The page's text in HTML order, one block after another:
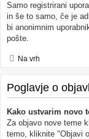
Samo registrirani
in še to samo, če je
bi anonimnim
pošte.
Na vrh
Poglavje o
Kako ustvarim novo
Za objavo nove teme
temo, kliknite "Objavi